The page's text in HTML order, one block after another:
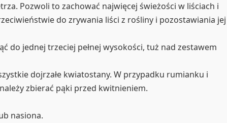
Pozwoli to zachować najwięcej świeżości w liściach i
do zrywania liści z rośliny i pozostawiania jej
do jednej trzeciej pełnej wysokości, tuż nad zestawem
dojrzałe kwiatostany. W przypadku rumianku i
zbierać pąki przed kwitnieniem.
nasiona.